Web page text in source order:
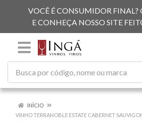
VOCÊ É CONSUMIDOR FINAL?
E CONHEÇA NOSSO SITE
INÍCIO
VINHO TERRANOBLE ESTATE CABERNET